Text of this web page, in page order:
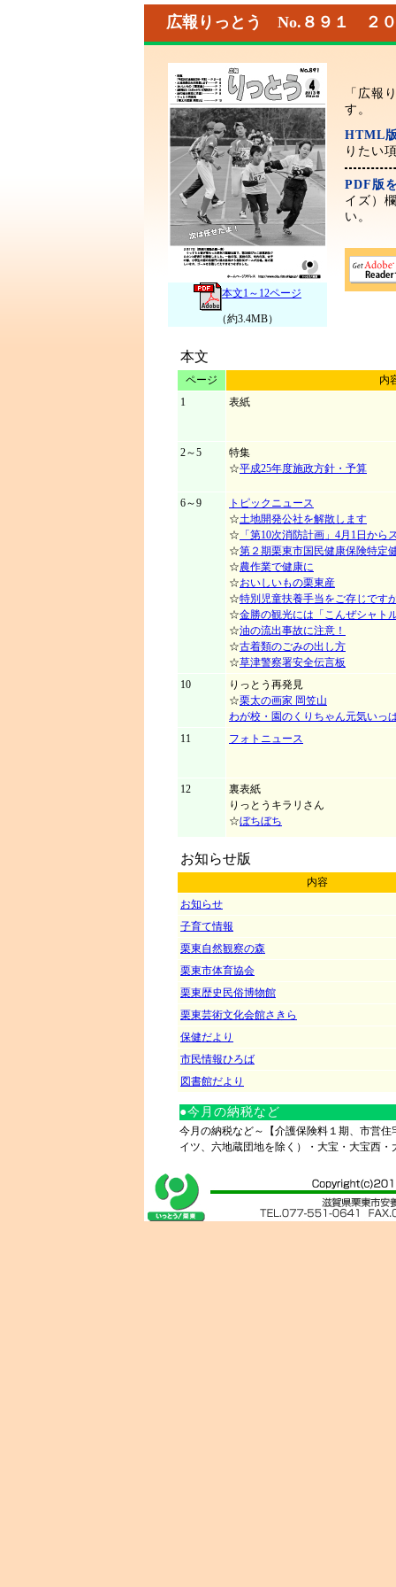
広報りっとう No.８９１ ２０
本文1～12ページ
（約3.4MB）
「広報
す。
HTML
りたい
PDF版
イズ）
い。
本文
ページ
内
1
表紙
2～5
特集
☆平成25年度施政方針・予算
6～9
トピックニュース
☆土地開発公社を解散します
☆ 「第10次消防計画」4月1日から
☆第２期栗東市国民健康保険特定
☆農作業で健康に
☆おいしいもの栗東産
☆特別児童扶養手当をご存じです
☆金勝の観光には「こんぜシャト
☆油の流出事故に注意！
☆古着類のごみの出し方
☆草津警察署安全伝言板
10
りっとう再発見
☆栗太の画家 岡笠山
わが校・園のくりちゃん元気いっ
11
フォトニュース
12
裏表紙
りっとうキラリさん
☆ぼちぼち
お知らせ版
内容
お知らせ
子育て情報
栗東自然観察の森
栗東市体育協会
栗東歴史民俗博物館
栗東芸術文化会館さきら
保健だより
市民情報ひろば
図書館だより
●今月の納税など
今月の納税など～【介護保険料１期、市営
イツ、六地蔵団地を除く）・大宝・大宝西